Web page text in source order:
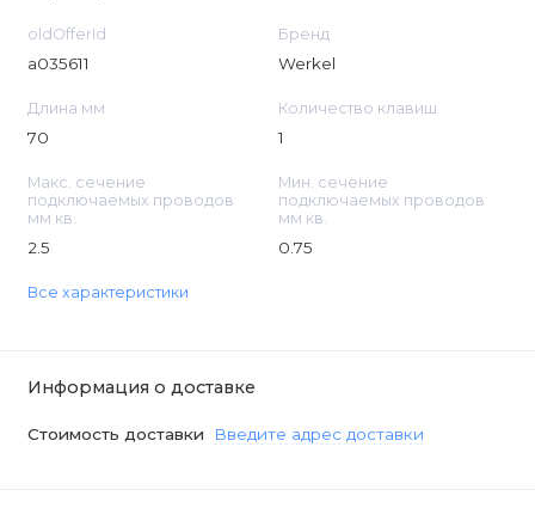
oldOfferId
a035611
Бренд
Werkel
Длина мм
70
Количество клавиш
1
Макс. сечение
подключаемых проводов
мм кв.
2.5
Мин. сечение
подключаемых проводов
мм кв.
0.75
Все характеристики
Информация о доставке
Стоимость доставки Введите адрес доставки